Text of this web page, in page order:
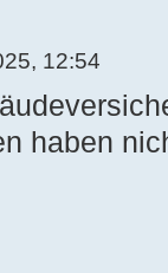
12:54
haben